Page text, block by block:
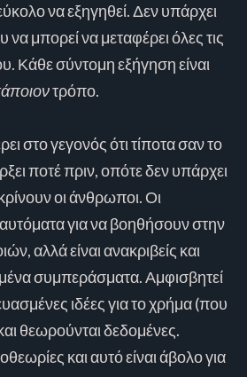
να εξηγηθεί. Δεν υπάρχει
μπορεί να μεταφέρει όλες τις
Κάθε σύντομη εξήγηση είναι
τρόπο.
στο γεγονός ότι τίποτα σαν το
ποτέ πριν, οπότε δεν υπάρχει
οι άνθρωποι. Οι
αυτόματα για να βοηθήσουν στην
αλλά είναι ανακριβείς και
συμπεράσματα. Αμφισβητεί
ιδέες για το χρήμα (που
θεωρούνται δεδομένες.
και αυτό είναι άβολο για